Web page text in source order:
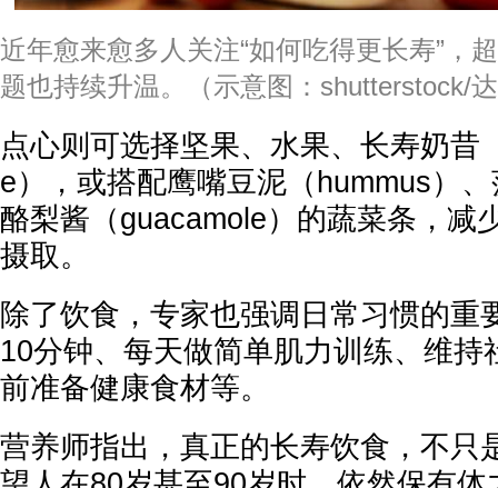
近年愈来愈多人关注“如何吃得更长寿”，
题也持续升温。（示意图：shutterstock/
点心则可选择坚果、水果、长寿奶昔
e），或搭配鹰嘴豆泥（hummus）
酪梨酱（guacamole）的蔬菜条，减
摄取。
除了饮食，专家也强调日常习惯的重
10分钟、每天做简单肌力训练、维持
前准备健康食材等。
营养师指出，真正的长寿饮食，不只